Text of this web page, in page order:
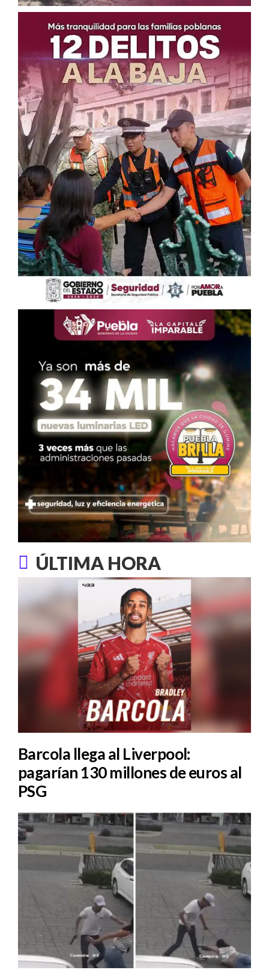
ÚLTIMA HORA
Barcola llega al Liverpool:
pagarían 130 millones de euros al
PSG